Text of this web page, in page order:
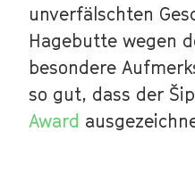
unverfälschten
Hagebutte wegen
besondere
so gut, dass der
Award